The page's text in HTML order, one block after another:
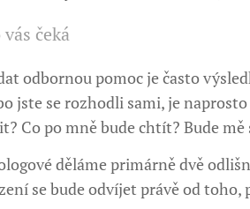
čeká
odbornou pomoc je často
jste se rozhodli sami, je
Co po mně bude chtít? Bude mě
děláme primárně dvě
se bude odvíjet právě od